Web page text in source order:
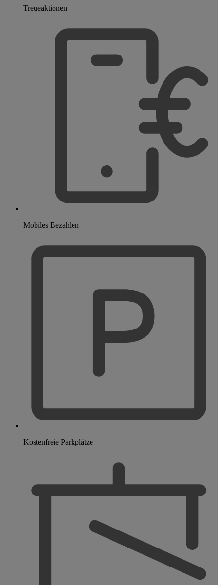
Treueaktionen
Mobiles Bezahlen
Kostenfreie Parkplätze